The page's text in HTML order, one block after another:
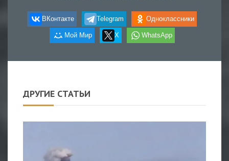
ВКонтакте Telegram Одноклассники
Мой Мир X WhatsApp
ДРУГИЕ СТАТЬИ